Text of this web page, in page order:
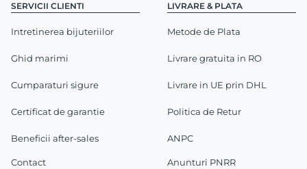
SERVICII CLIENTI
Intretinerea bijuteriilor
Ghid marimi
Cumparaturi sigure
Certificat de garantie
Beneficii after-sales
Contact
LIVRARE & PLATA
Metode de Plata
Livrare gratuita in RO
Livrare in UE prin DHL
Politica de Retur
ANPC
Anunturi PNRR